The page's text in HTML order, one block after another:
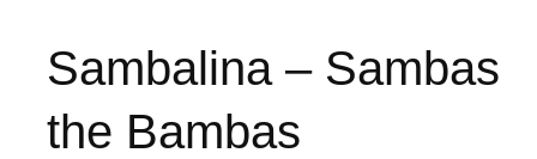
Sambalina – Sambas
the Bambas